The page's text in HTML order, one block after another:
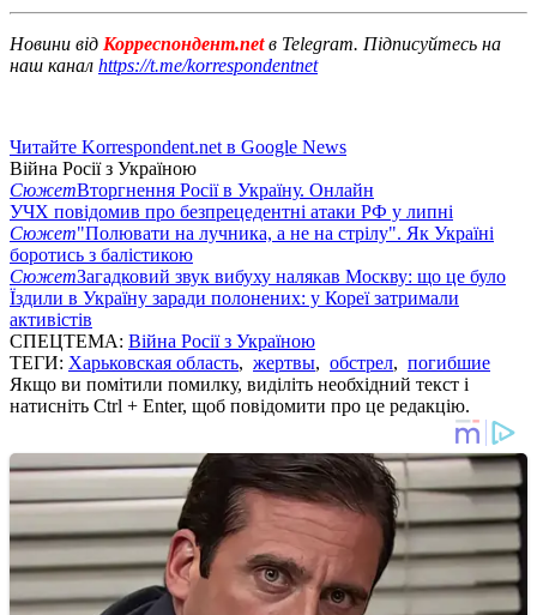
Новини від Корреспондент.netв Telegram. Підписуйтесь на
наш канал https://t.me/korrespondentnet
Читайте Korrespondent.net в Google News
Війна Росії з Україною
СюжетВторгнення Росії в Україну. Онлайн
УЧХ повідомив про безпрецедентні атаки РФ у липні
Сюжет"Полювати на лучника, а не на стрілу". Як Україні
боротись з балістикою
СюжетЗагадковий звук вибуху налякав Москву: що це було
Їздили в Україну заради полонених: у Кореї затримали
активістів
СПЕЦТЕМА: Війна Росії з Україною
ТЕГИ: Харьковская область, жертвы, обстрел, погибшие
Якщо ви помітили помилку, виділіть необхідний текст і
натисніть Ctrl + Enter, щоб повідомити про це редакцію.